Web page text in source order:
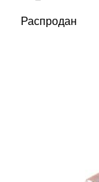
Распродан